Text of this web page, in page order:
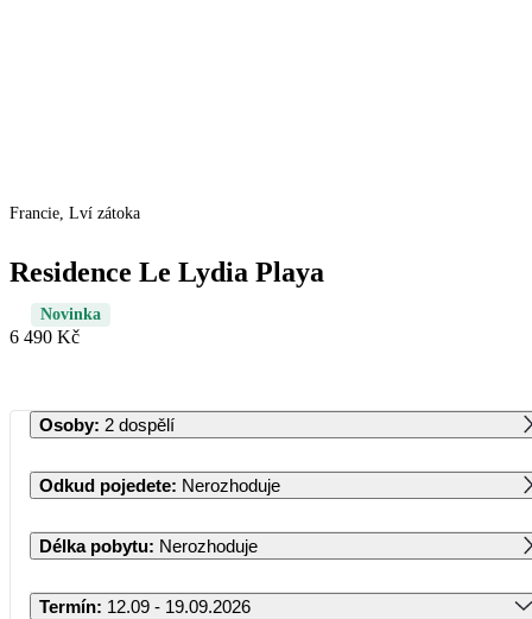
Francie, Lví zátoka
Residence Le Lydia Playa
Novinka
6 490 Kč
Osoby: 2 dospělí
Odkud pojedete: Nerozhoduje
Délka pobytu: Nerozhoduje
Termín: 12.09 - 19.09.2026